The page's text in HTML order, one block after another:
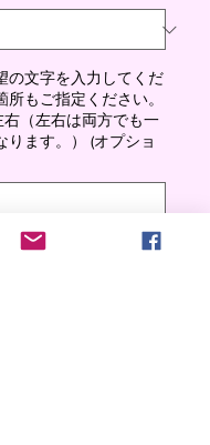
の文字を入力してくだ
所もご指定ください。
（左右は両方でも一
ります。） (オプショ
0/500